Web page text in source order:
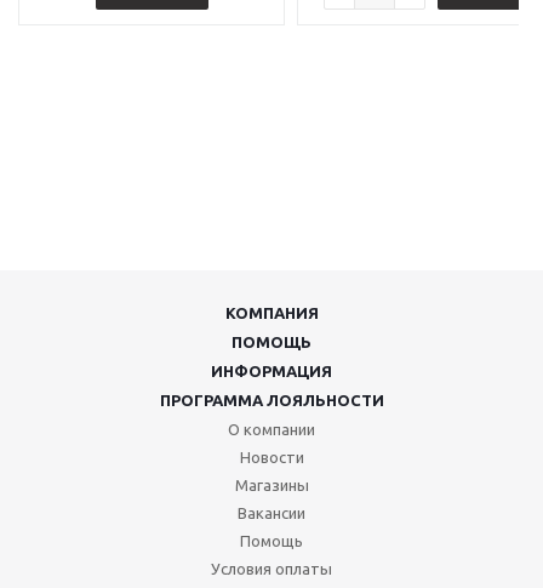
КОМПАНИЯ
ПОМОЩЬ
ИНФОРМАЦИЯ
ПРОГРАММА ЛОЯЛЬНОСТИ
О компании
Новости
Магазины
Вакансии
Помощь
Условия оплаты